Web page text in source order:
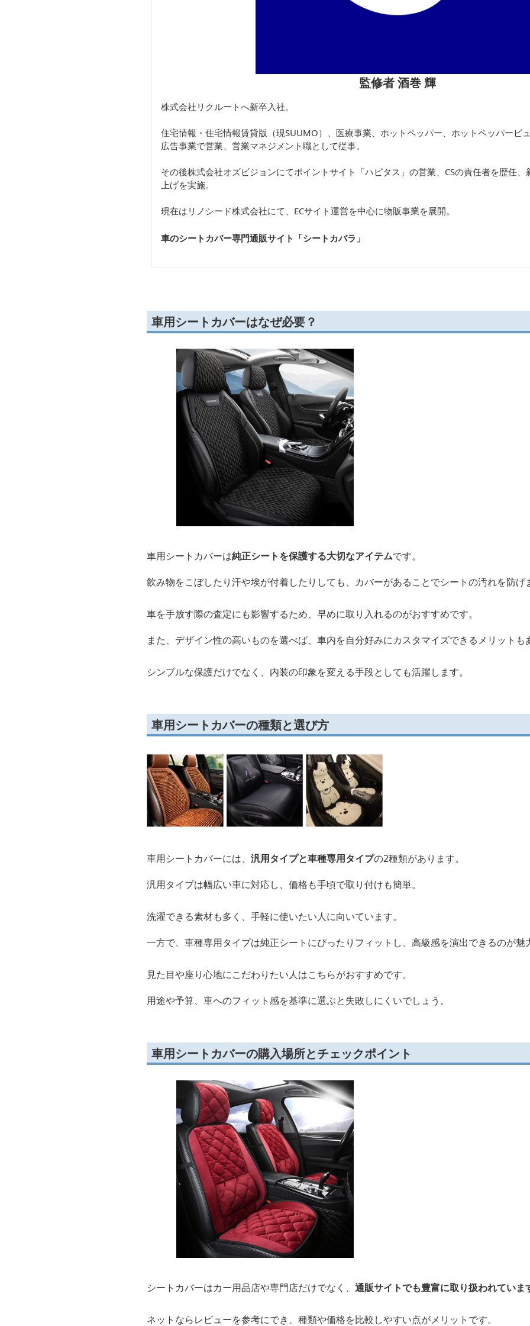
監修者 酒巻 輝
株式会社リクルートへ新卒入社。
住宅情報・住宅情報賃貸版（現SUUMO）、医療事業、ホットペッパー、ホットペッパービ
広告事業で営業、営業マネジメント職として従事。
その後株式会社オズビジョンにてポイントサイト「ハピタス」の営業、CSの責任者を歴任
上げを実施。
現在はリノシード株式会社にて、ECサイト運営を中心に物販事業を展開。
車のシートカバー専門通販サイト「シートカバラ 」
車用シートカバーはなぜ必要？
車用シートカバーは純正シートを保護する大切なアイテムです。
飲み物をこぼしたり汗や埃が付着したりしても、カバーがあることでシートの汚れを防げ
車を手放す際の査定にも影響するため、早めに取り入れるのがおすすめです。
また、デザイン性の高いものを選べば、車内を自分好みにカスタマイズできるメリットも
シンプルな保護だけでなく、内装の印象を変える手段としても活躍します。
車用シートカバーの種類と選び方
車用シートカバーには、 汎用タイプと車種専用タイプの2種類があります。
汎用タイプは幅広い車に対応し、価格も手頃で取り付けも簡単。
洗濯できる素材も多く、手軽に使いたい人に向いています。
一方で、車種専用タイプは純正シートにぴったりフィットし、高級感を演出できるのが魅
見た目や座り心地にこだわりたい人はこちらがおすすめです。
用途や予算、車へのフィット感を基準に選ぶと失敗しにくいでしょう。
車用シートカバーの購入場所とチェックポイント
シートカバーはカー用品店や専門店だけでなく、 通販サイトでも豊富に取り扱われていま
ネットならレビューを参考にでき、種類や価格を比較しやすい点がメリットです。